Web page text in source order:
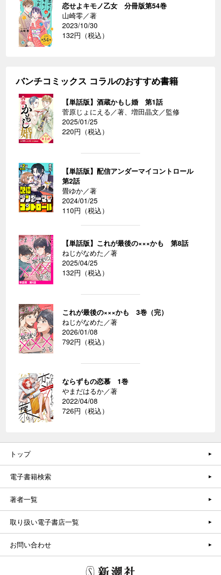
恋せよキモノ乙女 分冊版第54巻
山崎零／著
2023/10/30
132円（税込）
バンチコミックス コラルのおすすめ書籍
【単話版】酒蔵かもし婚 第1話
菅原じょにえる／著、増田晶文／監修
2025/01/25
220円（税込）
【単話版】配信アンダーマイコントロール
第2話
畳ゆか／著
2024/01/25
110円（税込）
【単話版】これが最後の×××かも 第8話
ねじがなめた／著
2025/04/25
132円（税込）
これが最後の×××かも 3巻（完）
ねじがなめた／著
2026/01/08
792円（税込）
ならずもの恋慕 1巻
やまだはるか／著
2022/04/08
726円（税込）
トップ
電子書籍検索
著者一覧
取り扱い電子書店一覧
お問い合わせ